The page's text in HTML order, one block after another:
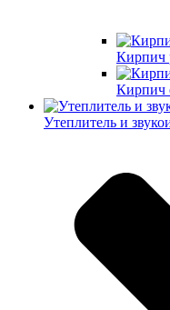
Кирпич
Кирпич
Утеплитель и